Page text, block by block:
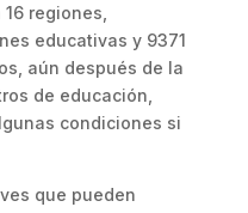
regiones,
educativas y 9371
aún después de la
de educación,
condiciones si
que pueden